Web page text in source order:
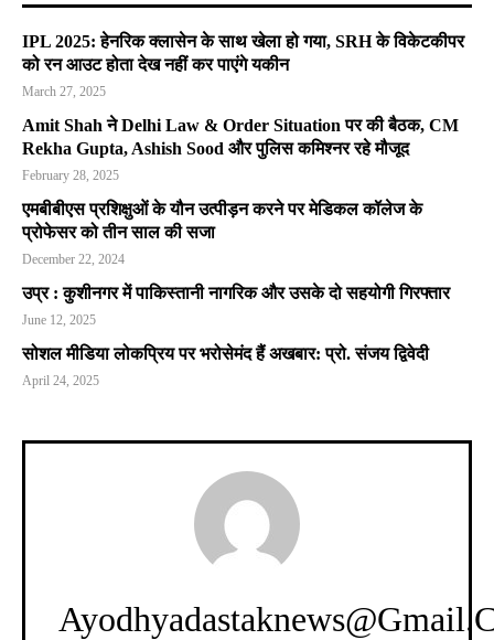
IPL 2025: हेनरिक क्लासेन के साथ खेला हो गया, SRH के विकेटकीपर
को रन आउट होता देख नहीं कर पाएंगे यकीन
March 27, 2025
Amit Shah ने Delhi Law & Order Situation पर की बैठक, CM
Rekha Gupta, Ashish Sood और पुलिस कमिश्नर रहे मौजूद
February 28, 2025
एमबीबीएस प्रशिक्षुओं के यौन उत्पीड़न करने पर मेडिकल कॉलेज के
प्रोफेसर को तीन साल की सजा
December 22, 2024
उप्र : कुशीनगर में पाकिस्तानी नागरिक और उसके दो सहयोगी गिरफ्तार
June 12, 2025
सोशल मीडिया लोकप्रिय पर भरोसेमंद हैं अखबार: प्रो. संजय द्विवेदी
April 24, 2025